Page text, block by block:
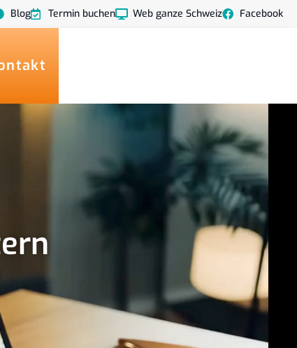
Blog Termin buchen Web ganze Schweiz Facebook